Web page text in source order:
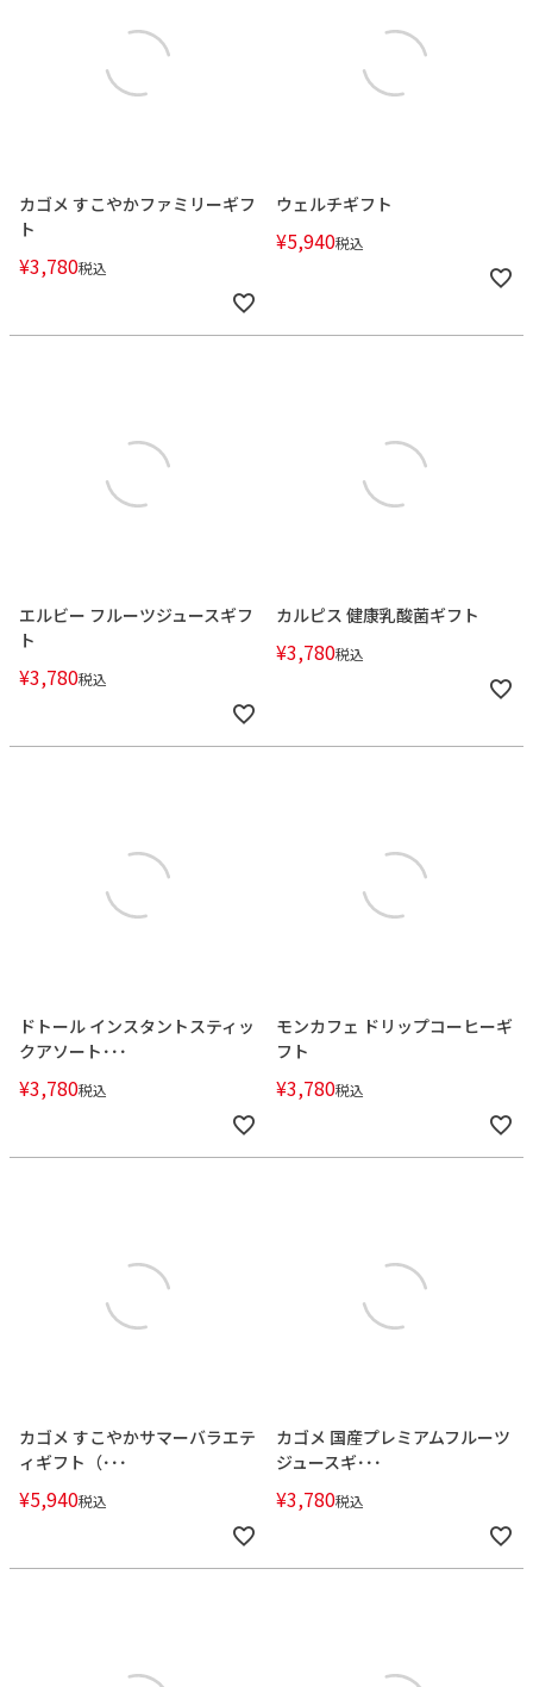
カゴメ すこやかファミリーギフ
ト
¥3,780税込
ウェルチギフト
¥5,940税込
エルビー フルーツジュースギフ
ト
¥3,780税込
カルピス 健康乳酸菌ギフト
¥3,780税込
ドトール インスタントスティッ
クアソート･･･
¥3,780税込
モンカフェ ドリップコーヒーギ
フト
¥3,780税込
カゴメ すこやかサマーバラエテ
ィギフト（･･･
¥5,940税込
カゴメ 国産プレミアムフルーツ
ジュースギ･･･
¥3,780税込